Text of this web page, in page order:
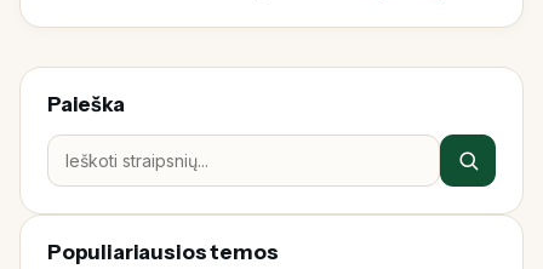
Paieška
Populiariausios temos